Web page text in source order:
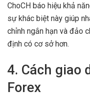
ChoCH báo hiệu khả
sự khác biệt này giúp
chỉnh ngắn hạn và đảo
định có cơ sở hơn.
4. Cách giao
Forex